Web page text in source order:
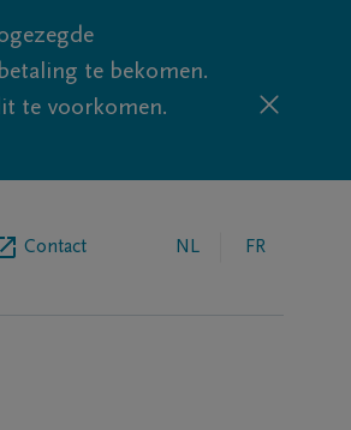
te bekomen.
te voorkomen.
Contact NL FR